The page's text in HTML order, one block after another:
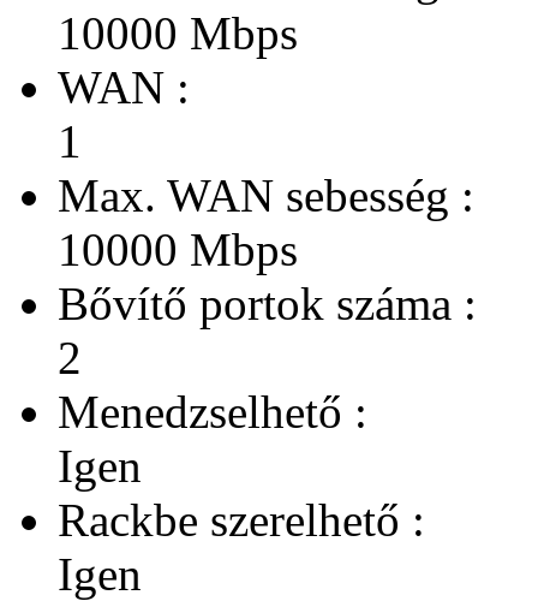
10000 Mbps
WAN :
1
Max. WAN sebesség :
10000 Mbps
Bővítő portok száma :
2
Menedzselhető :
Igen
Rackbe szerelhető :
Igen